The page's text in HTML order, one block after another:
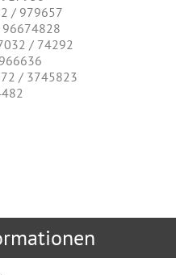
/ 979657
96674828
/ 74292
/ 3745823